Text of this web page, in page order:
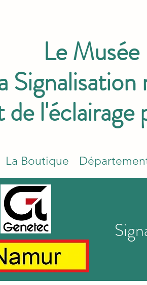
Le Musée
de l'éclairage
La Boutique